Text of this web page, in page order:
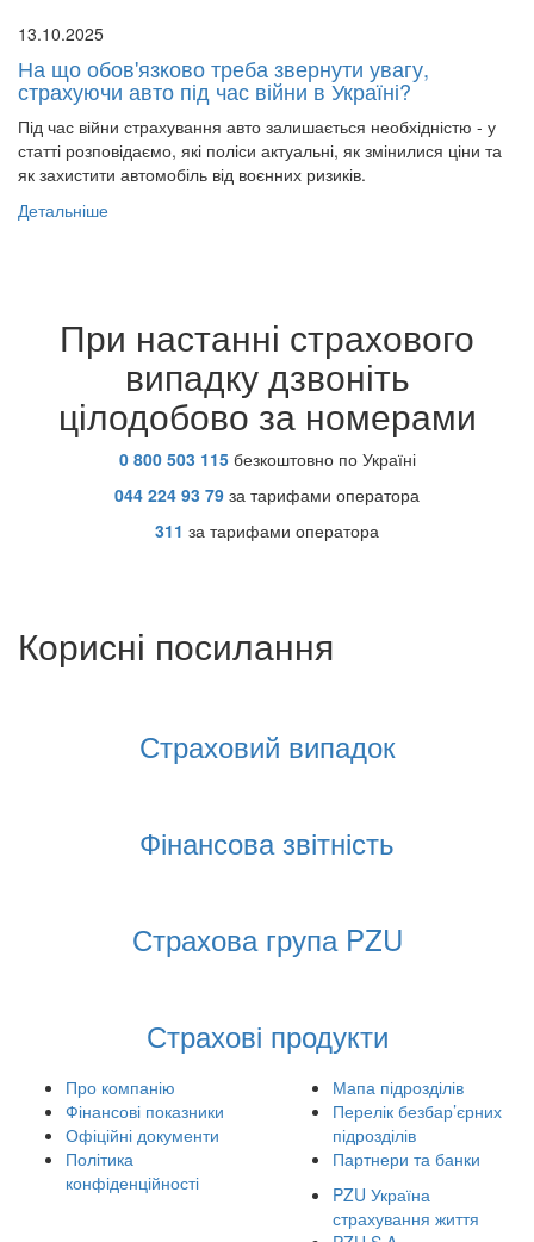
13.10.2025
На що обов'язково треба звернути увагу,
страхуючи авто під час війни в Україні?
Під час війни страхування авто залишається необхідністю - у
статті розповідаємо, які поліси актуальні, як змінилися ціни та
як захистити автомобіль від воєнних ризиків.
Детальніше
При настанні страхового
випадку дзвоніть
цілодобово за номерами
0 800 503 115безкоштовно по Україні
044 224 93 79 за тарифами оператора
311 за тарифами оператора
Корисні посилання
Страховий випадок
Фінансова звітність
Страхова група PZU
Страхові продукти
Про компанію
Фінансові показники
Офіційні документи
Політика
конфіденційності
Мапа підрозділів
Перелік безбар’єрних
підрозділів
Партнери та банки
PZU Україна
страхування життя